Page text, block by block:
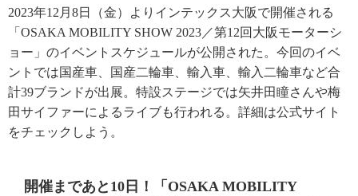
2023年12月8日（金）よりインテックス大阪で開催される
「OSAKA MOBILITY SHOW 2023／第12回大阪モーターシ
ョー」のイベントスケジュールが公開された。今回のイベ
ントでは国産車、国産二輪車、輸入車、輸入二輪車など合
計39ブランドが出展。特設ステージでは矢井田瞳さんや梅
田サイファーによるライブも行われる。詳細は公式サイト
をチェックしよう。
開催まであと10日！「OSAKA MOBILITY